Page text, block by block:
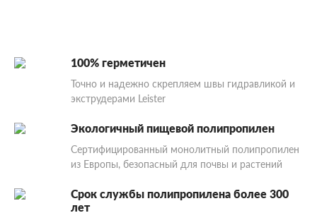
100% герметичен
Точно и надежно скрепляем швы гидравликой и
экструдерами Leister
Экологичный пищевой полипропилен
Сертифицированный монолитный полипропилен
из Европы, безопасный для почвы и растений
Срок службы полипропилена более 300
лет